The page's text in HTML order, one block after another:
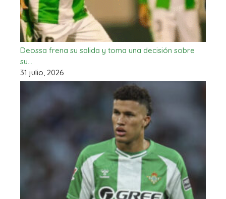
Deossa frena su salida y toma una decisión sobre
su…
31 julio, 2026